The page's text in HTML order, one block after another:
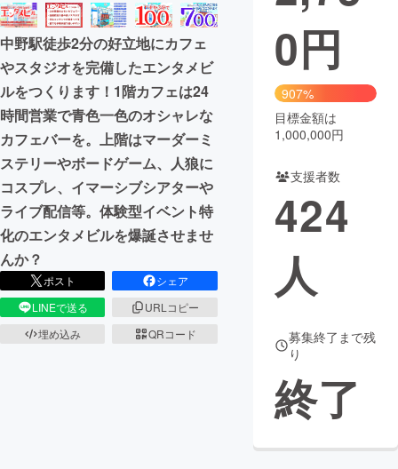
まちづくり・地域活性化
CAMPFIRE for Social Good
CAMPFIRE Creation
CAMPFIREふるさと納税machi-ya コミュニティ
中野駅徒歩2分の好立地にカフェ
やスタジオを完備したエンタメビ
ルをつくります！1階カフェは24
時間営業で青色一色のオシャレな
カフェバーを。上階はマーダーミ
ステリーやボードゲーム、人狼に
コスプレ、イマーシブシアターや
ライブ配信等。体験型イベント特
化のエンタメビルを爆誕させませ
んか？
ポスト
シェア
LINEで送る
URLコピー
埋め込み
QRコード
0円
907%
目標金額は
1,000,000円
支援者数
424
人
募集終了まで残
り
終了